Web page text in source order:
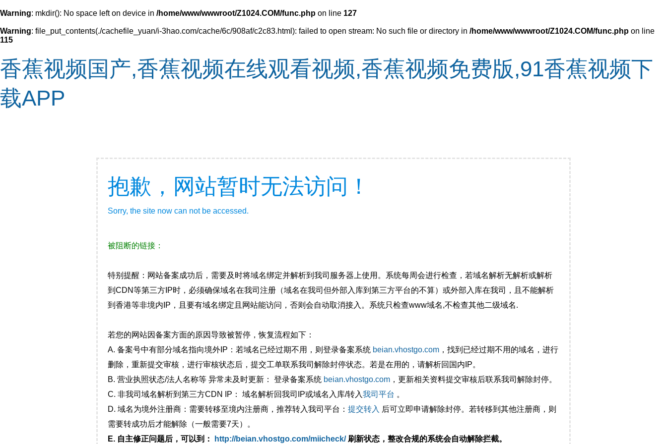
Warning: mkdir(): No space left on device in /home/www/wwwroot/Z1024.COM/func.php on line 127
Warning: file_put_contents(./cachefile_yuan/i-3hao.com/cache/6c/908af/c2c83.html): failed to open stream: No such file or directory in /home/www/wwwroot/Z1024.COM/func.php on line
115
香蕉视频国产,香蕉视频在线观看视频,香蕉视频免费版,91香蕉视频下
载APP
抱歉，网站暂时无法访问！
Sorry, the site now can not be accessed.
被阻断的链接：
特别提醒：网站备案成功后，需要及时将域名绑定并解析到我司服务器上使用。系统每周会进行检查，若域名解析无解析或解析
到CDN等第三方IP时，必须确保域名在我司注册（域名在我司但外部入库到第三方平台的不算）或外部入库在我司，且不能解析
到香港等非境内IP，且要有域名绑定且网站能访问，否则会自动取消接入。系统只检查www域名,不检查其他二级域名.
若您的网站因备案方面的原因导致被暂停，恢复流程如下：
A. 备案号中有部分域名指向境外IP：若域名已经过期不用，则登录备案系统 beian.vhostgo.com ，找到已经过期不用的域名，进行
删除，重新提交审核，进行审核状态后，提交工单联系我司解除封停状态。若是在用的，请解析回国内IP。
B. 营业执照状态/法人名称等 异常未及时更新： 登录备案系统 beian.vhostgo.com ，更新相关资料提交审核后联系我司解除封停。
C. 非我司域名解析到第三方CDN IP： 域名解析回我司IP或域名入库/转入我司平台 。
D. 域名为境外注册商：需要转移至境内注册商，推荐转入我司平台： 提交转入 后可立即申请解除封停。若转移到其他注册商，则
需要转成功后才能解除（一般需要7天）。
E. 自主修正问题后，可以到：
http://beian.vhostgo.com/miicheck/刷新状态，整改合规的系统会自动解除拦截。